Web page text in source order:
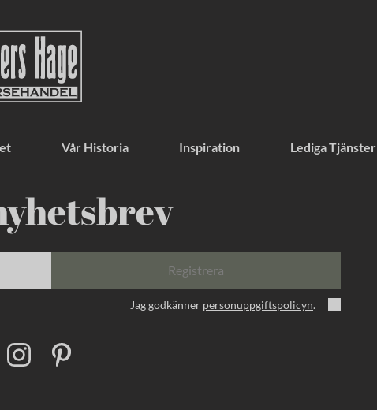
Vår Historia Inspiration Lediga Tjänster
Registrera
Jag godkänner personuppgiftspolicyn.
I
n